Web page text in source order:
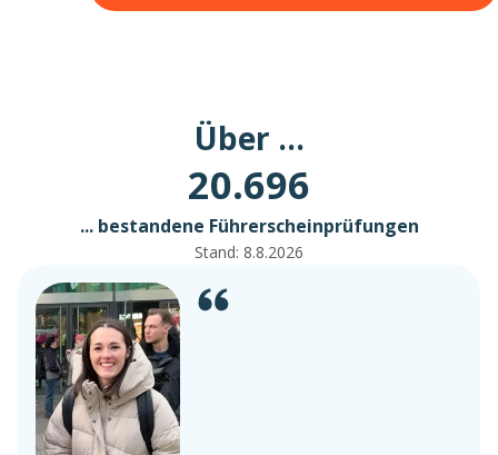
Über ...
20.696
... bestandene Führerscheinprüfungen
Stand: 8.8.2026